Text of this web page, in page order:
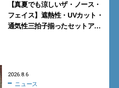
【真夏でも涼しいザ・ノース・
フェイス】遮熱性・UVカット・
通気性三拍子揃ったセットアッ
2026.8.6
ニュース